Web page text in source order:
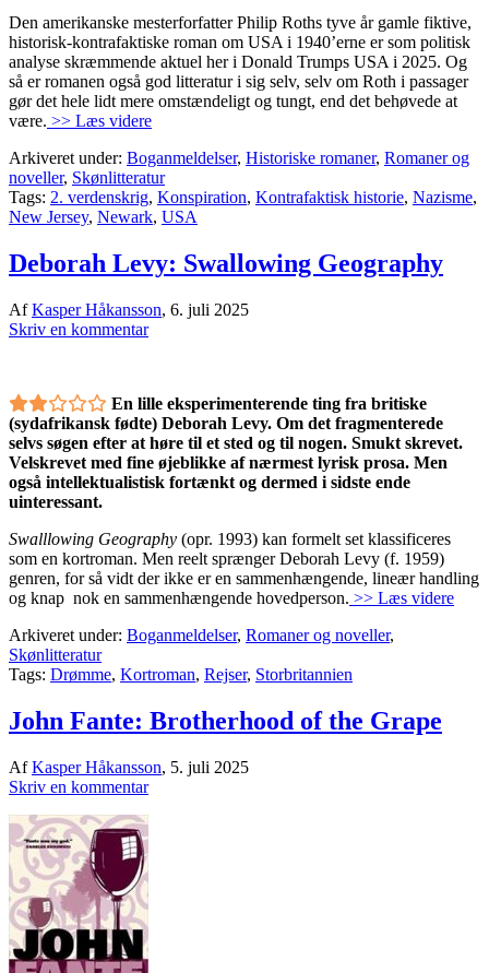
Den amerikanske mesterforfatter Philip Roths tyve år gamle fiktive,
historisk-kontrafaktiske roman om USA i 1940’erne er som politisk
analyse skræmmende aktuel her i Donald Trumps USA i 2025. Og
så er romanen også god litteratur i sig selv, selv om Roth i passager
gør det hele lidt mere omstændeligt og tungt, end det behøvede at
være. >> Læs videre
Arkiveret under: Boganmeldelser, Historiske romaner, Romaner og
noveller, Skønlitteratur
Tags: 2. verdenskrig, Konspiration, Kontrafaktisk historie, Nazisme,
New Jersey, Newark, USA
Deborah Levy: Swallowing Geography
AfKasper Håkansson, 6. juli 2025
Skriv en kommentar
En lille eksperimenterende ting fra britiske
(sydafrikansk fødte) Deborah Levy. Om det fragmenterede
selvs søgen efter at høre til et sted og til nogen. Smukt skrevet.
Velskrevet med fine øjeblikke af nærmest lyrisk prosa. Men
også intellektualistisk fortænkt og dermed i sidste ende
uinteressant.
Swalllowing Geography (opr. 1993) kan formelt set klassificeres
som en kortroman. Men reelt sprænger Deborah Levy (f. 1959)
genren, for så vidt der ikke er en sammenhængende, lineær handling
og knap nok en sammenhængende hovedperson. >> Læs videre
Arkiveret under: Boganmeldelser, Romaner og noveller,
Skønlitteratur
Tags: Drømme, Kortroman, Rejser, Storbritannien
John Fante: Brotherhood of the Grape
AfKasper Håkansson, 5. juli 2025
Skriv en kommentar